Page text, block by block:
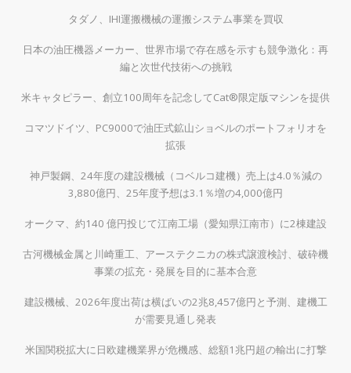
タダノ、IHI運搬機械の運搬システム事業を買収
日本の油圧機器メーカー、世界市場で存在感を示すも競争激化：再
編と次世代技術への挑戦
米キャタピラー、創立100周年を記念してCat®限定版マシンを提供
コマツドイツ、PC9000で油圧式鉱山ショベルのポートフォリオを
拡張
神戸製鋼、24年度の建設機械（コベルコ建機）売上は4.0％減の
3,880億円、25年度予想は3.1％増の4,000億円
オークマ、約140 億円投じて江南工場（愛知県江南市）に2棟建設
古河機械金属と川崎重工、アーステクニカの株式譲渡検討、破砕機
事業の拡充・発展を目的に基本合意
建設機械、2026年度出荷は横ばいの2兆8,457億円と予測、建機工
が需要見通し発表
米国関税拡大に日欧建機業界が危機感、総額1兆円超の輸出に打撃